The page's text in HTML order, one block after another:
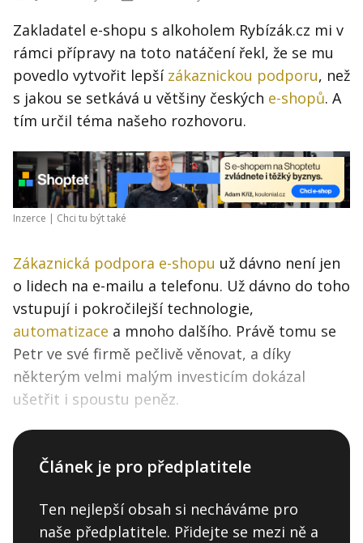
Zakladatel e-shopu s alkoholem Rybízák.cz mi v
rámci přípravy na toto natáčení řekl, že se mu
povedlo vytvořit lepší zákaznickou podporu, než
s jakou se setkává u většiny českých e-shopů. A
tím určil téma našeho rozhovoru.
Inzerce | Chci tu být také
Zákaznická podpora e-shopu už dávno není jen
o lidech na e-mailu a telefonu. Už dávno do toho
vstupují i pokročilejší technologie,
automatizace a mnoho dalšího. Právě tomu se
Petr ve své firmě pečlivě věnovat, a díky
některým velmi malým investicím dokázal
ušetřit i spoustu peněz.
Článek je pro předplatitele
Ten nejlepší obsah si necháváme pro
naše předplatitele. Přidejte se mezi ně a